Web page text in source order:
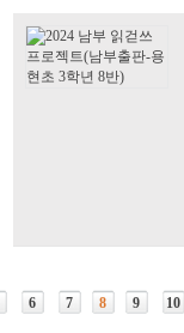
6 7 8 9 10